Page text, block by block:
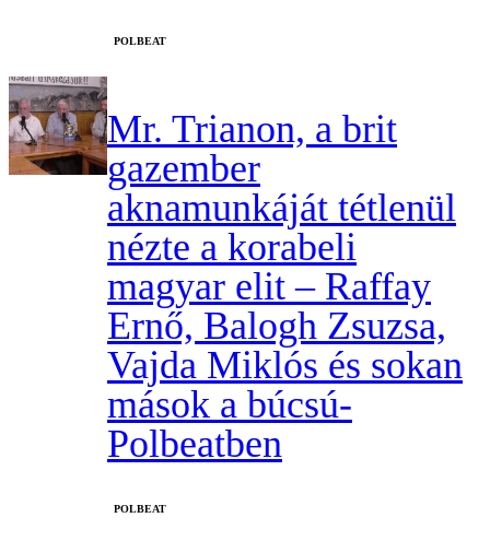
‎POLBEAT
Mr. Trianon, a brit
gazember
aknamunkáját tétlenül
nézte a korabeli
magyar elit – Raffay
Ernő, Balogh Zsuzsa,
Vajda Miklós és sokan
mások a búcsú-
Polbeatben
‎POLBEAT